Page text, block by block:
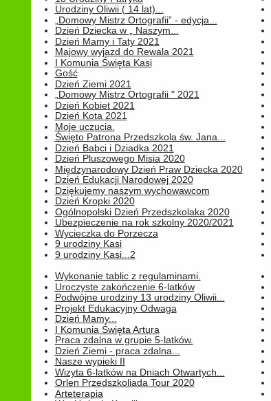
Urodziny Oliwii ( 14 lat)...
„Domowy Mistrz Ortografii” - edycja...
Dzień Dziecka w „ Naszym...
Dzień Mamy i Taty 2021
Majowy wyjazd do Rewala 2021
I Komunia Święta Kasi
Gość
Dzień Ziemi 2021
„Domowy Mistrz Ortografii " 2021
Dzień Kobiet 2021
Dzień Kota 2021
Moje uczucia.
Święto Patrona Przedszkola św. Jana...
Dzień Babci i Dziadka 2021
Dzień Pluszowego Misia 2020
Międzynarodowy Dzień Praw Dziecka 2020
Dzień Edukacji Narodowej 2020
Dziękujemy naszym wychowawcom
Dzień Kropki 2020
Ogólnopolski Dzień Przedszkolaka 2020
Ubezpieczenie na rok szkolny 2020/2021
Wycieczka do Porzecza
9 urodziny Kasi
9 urodziny Kasi...2
Wykonanie tablic z regulaminami.
Uroczyste zakończenie 6-latków
Podwójne urodziny 13 urodziny Oliwii...
Projekt Edukacyjny Odwaga
Dzień Mamy...
I Komunia Święta Artura
Praca zdalna w grupie 5-latków.
Dzień Ziemi - praca zdalna...
Nasze wypieki II
Wizyta 6-latków na Dniach Otwartych...
Orlen Przedszkoliada Tour 2020
Arteterapia